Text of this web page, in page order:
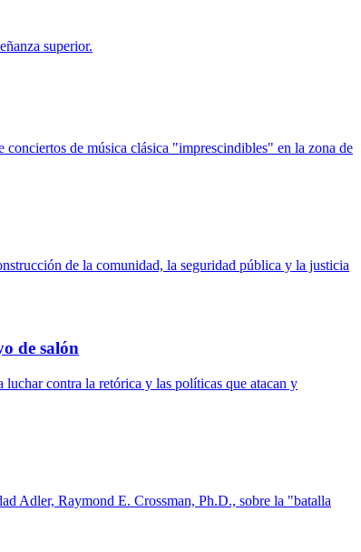
superior.
de música clásica "imprescindibles" en la zona de
de la comunidad, la seguridad pública y la justicia
de salón
contra la retórica y las políticas que atacan y
Adler, Raymond E. Crossman, Ph.D., sobre la "batalla